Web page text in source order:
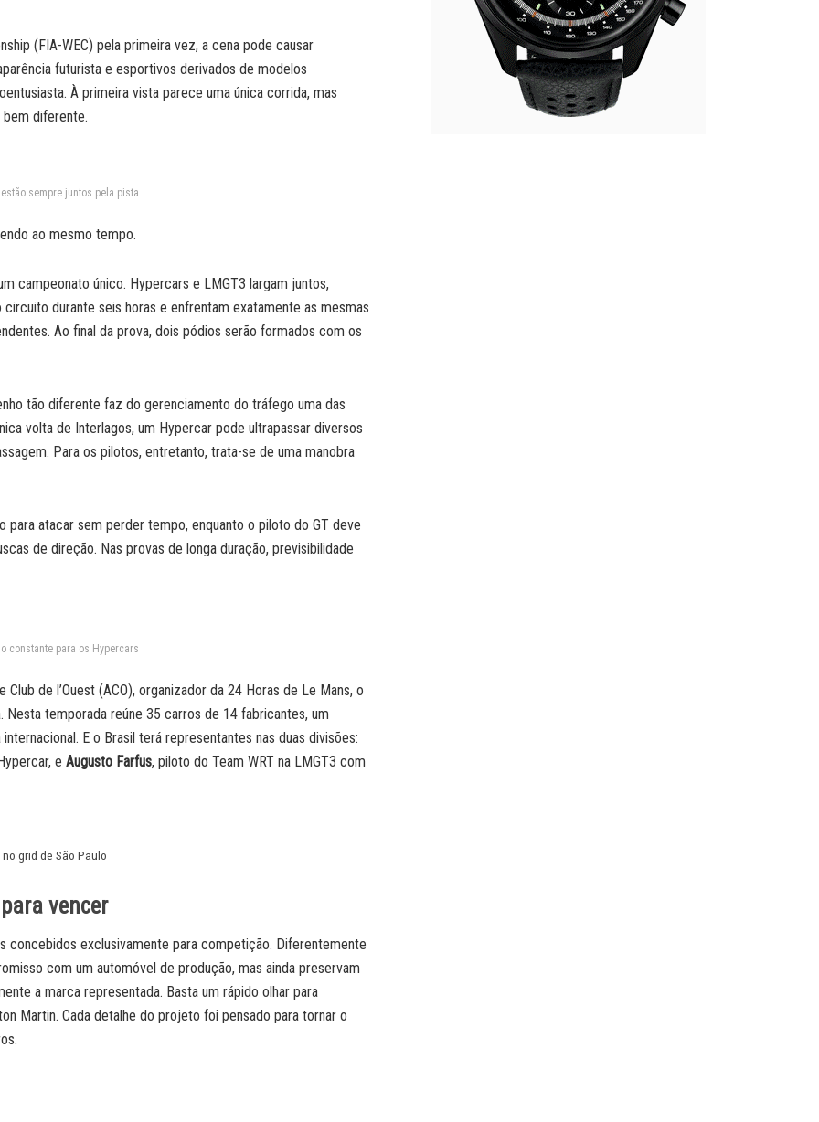
(FIA-WEC) pela primeira vez, a cena pode causar
futurista e esportivos derivados de modelos
À primeira vista parece uma única corrida, mas
bem diferente.
sempre juntos pela pista
ao mesmo tempo.
campeonato único. Hypercars e LMGT3 largam juntos,
durante seis horas e enfrentam exatamente as mesmas
Ao final da prova, dois pódios serão formados com os
tão diferente faz do gerenciamento do tráfego uma das
volta de Interlagos, um Hypercar pode ultrapassar diversos
Para os pilotos, entretanto, trata-se de uma manobra
atacar sem perder tempo, enquanto o piloto do GT deve
de direção. Nas provas de longa duração, previsibilidade
constante para os Hypercars
de l’Ouest (ACO), organizador da 24 Horas de Le Mans, o
temporada reúne 35 carros de 14 fabricantes, um
E o Brasil terá representantes nas duas divisões:
e Augusto Farfus, piloto do Team WRT na LMGT3 com
grid de São Paulo
vencer
exclusivamente para competição. Diferentemente
com um automóvel de produção, mas ainda preservam
a marca representada. Basta um rápido olhar para
Martin. Cada detalhe do projeto foi pensado para tornar o